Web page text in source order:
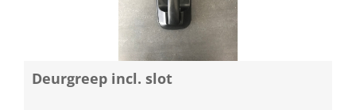
Deurgreep incl. slot